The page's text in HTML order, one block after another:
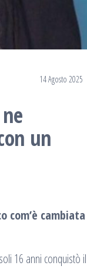
14 Agosto 2025
un
com’è cambiata
16 anni conquistò il